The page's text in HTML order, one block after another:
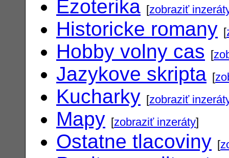
Ezoterika [zobraziť
Historicke romany [
Hobby volny cas [
Jazykove skripta [
Kucharky [zobraziť
Mapy [zobraziť inzeráty]
Ostatne tlacoviny [